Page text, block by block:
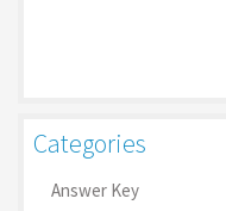
Categories
Answer Key